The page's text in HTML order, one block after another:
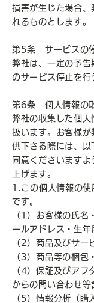
損害が生じた場合、
れるものとします。
第5条 サービスの
弊社は、一定の予告
のサービス停止を行
第6条 個人情報の
弊社の収集した個
扱います。お客様
供下さる際には、
同意くださいます
上げます。
1.この個人情報の使
です。
（1）お客様の氏名
ールアドレス・生年
（2）商品及びサー
（3）商品等の梱包
（4）保証及びアフ
からの問い合わせ等
（5）情報分析（購